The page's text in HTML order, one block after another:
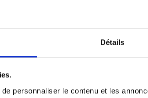
Détails
personnaliser le contenu et les
Couverture souple